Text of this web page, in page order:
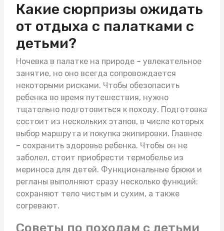
Какие сюрпризы ожидать
от отдыха с палатками с
детьми?
Ночевка в палатке на природе – увлекательное
занятие, но оно всегда сопровождается
некоторыми рисками. Чтобы обезопасить
ребенка во время путешествия, нужно
тщательно подготовиться к походу. Подготовка
состоит из нескольких этапов, в числе которых
выбор маршрута и покупка экипировки. Главное
– сохранить здоровье ребенка. Чтобы он не
заболел, стоит приобрести термобелье из
мериноса для детей. Функциональные брюки и
регланы выполняют сразу несколько функций:
сохраняют тело чистым и сухим, а также
согревают.
Советы по походам с детьми